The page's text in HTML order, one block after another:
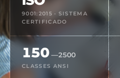
9001:2015 · SISTEMA
CERTIFICADO
150 —2500
CLASSES ANSI